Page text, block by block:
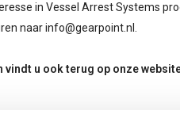
in Vessel Arrest Systems
naarinfo@gearpoint.nl
u ook terug op onze